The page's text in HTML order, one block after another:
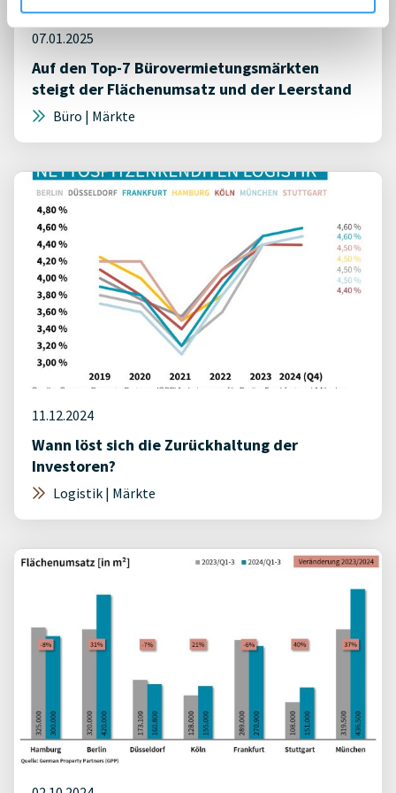
07.01.2025
Auf den Top-7 Bürovermietungsmärkten
steigt der Flächenumsatz und der Leerstand
Büro | Märkte
11.12.2024
Wann löst sich die Zurückhaltung der
Investoren?
Logistik | Märkte